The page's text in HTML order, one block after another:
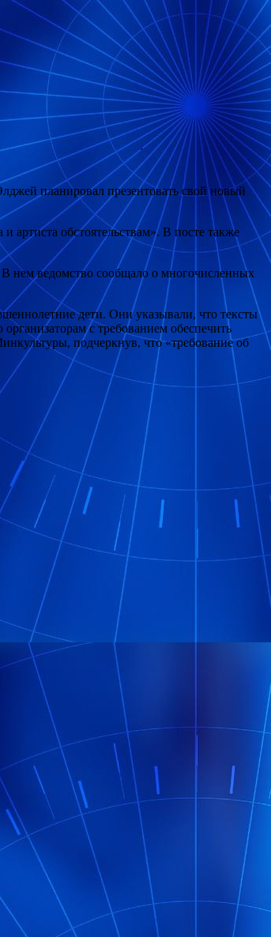
планировал презентовать свой новый
артиста обстоятельствам». В посте также
В нем ведомство сообщало о многочисленных
дети. Они указывали, что тексты
с требованием обеспечить
подчеркнув, что «требование об